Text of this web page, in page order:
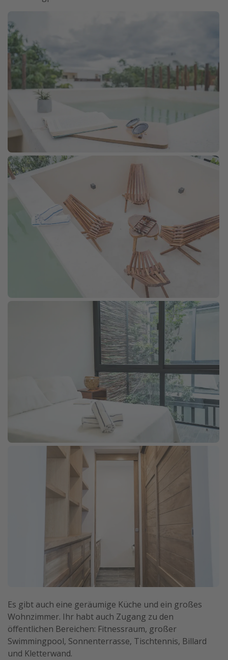
Es gibt auch eine geräumige Küche und ein großes
Wohnzimmer. Ihr habt auch Zugang zu den
öffentlichen Bereichen: Fitnessraum, großer
Swimmingpool, Sonnenterrasse, Tischtennis, Billard
und Kletterwand.